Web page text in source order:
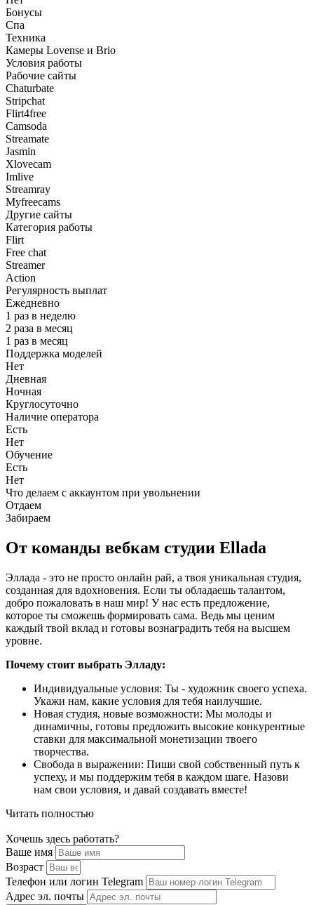
Бонусы
Спа
Техника
Камеры Lovense и Brio
Условия работы
Рабочие сайты
Chaturbate
Stripchat
Flirt4free
Camsoda
Streamate
Jasmin
Xlovecam
Imlive
Streamray
Myfreecams
Другие сайты
Категория работы
Flirt
Free chat
Streamer
Action
Регулярность выплат
Ежедневно
1 раз в неделю
2 раза в месяц
1 раз в месяц
Поддержка моделей
Нет
Дневная
Ночная
Круглосуточно
Наличие оператора
Есть
Нет
Обучение
Есть
Нет
Что делаем с аккаунтом при увольнении
Отдаем
Забираем
От команды вебкам студии Ellada
Эллада - это не просто онлайн рай, а твоя уникальная студия,
созданная для вдохновения. Если ты обладаешь талантом,
добро пожаловать в наш мир! У нас есть предложение,
которое ты сможешь формировать сама. Ведь мы ценим
каждый твой вклад и готовы вознаградить тебя на высшем
уровне.
Почему стоит выбрать Элладу:
Индивидуальные условия: Ты - художник своего успеха.
Укажи нам, какие условия для тебя наилучшие.
Новая студия, новые возможности: Мы молоды и
динамичны, готовы предложить высокие конкурентные
ставки для максимальной монетизации твоего
творчества.
Свобода в выражении: Пиши свой собственный путь к
успеху, и мы поддержим тебя в каждом шаге. Назови
нам свои условия, и давай создавать вместе!
Читать полностью
Хочешь здесь работать?
Ваше имя
Возраст
Телефон или логин Telegram
Адрес эл. почты